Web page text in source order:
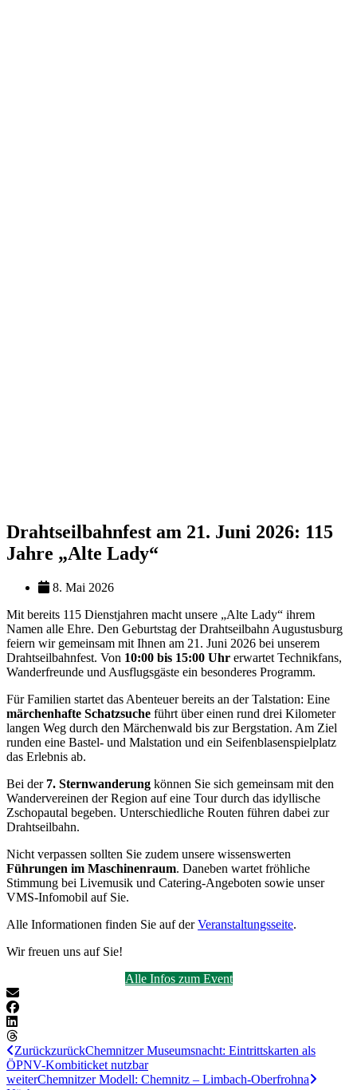
Drahtseilbahnfest am 21. Juni 2026: 115
Jahre „Alte Lady“
8. Mai 2026
Mit bereits 115 Dienstjahren macht unsere „Alte Lady“ ihrem
Namen alle Ehre. Den Geburtstag der Drahtseilbahn Augustusburg
feiern wir gemeinsam mit Ihnen am 21. Juni 2026 bei unserem
Drahtseilbahnfest. Von 10:00 bis 15:00 Uhr erwartet Technikfans,
Wanderfreunde und Ausflugsgäste ein besonderes Programm.
Für Familien startet das Abenteuer bereits an der Talstation: Eine
märchenhafte Schatzsuche führt über einen rund drei Kilometer
langen Weg durch den Märchenwald bis zur Bergstation. Am Ziel
runden eine Bastel- und Malstation und ein Seifenblasenspielplatz
das Erlebnis ab.
Bei der 7. Sternwanderung können Sie sich gemeinsam mit den
Wandervereinen der Region auf eine Tour durch das idyllische
Zschopautal begeben. Unterschiedliche Routen führen dabei zur
Drahtseilbahn.
Nicht verpassen sollten Sie zudem unsere wissenswerten
Führungen im Maschinenraum. Daneben wartet fröhliche
Stimmung bei Livemusik und Catering-Angeboten sowie unser
VMS-Infomobil auf Sie.
Alle Informationen finden Sie auf derVeranstaltungsseite.
Wir freuen uns auf Sie!
Alle Infos zum Event
ZurückzurückChemnitzer Museumsnacht: Eintrittskarten als
ÖPNV-Kombiticket nutzbar
weiterChemnitzer Modell: Chemnitz – Limbach-Oberfrohna